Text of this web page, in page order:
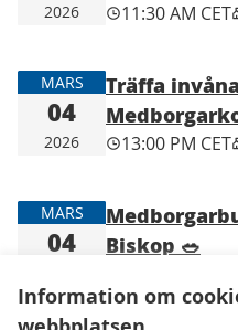
Information om
2026 11:30 AM CET
MARS
04
2026
Träffa
13:00 PM CET
MARS
04
Biskop 🥗